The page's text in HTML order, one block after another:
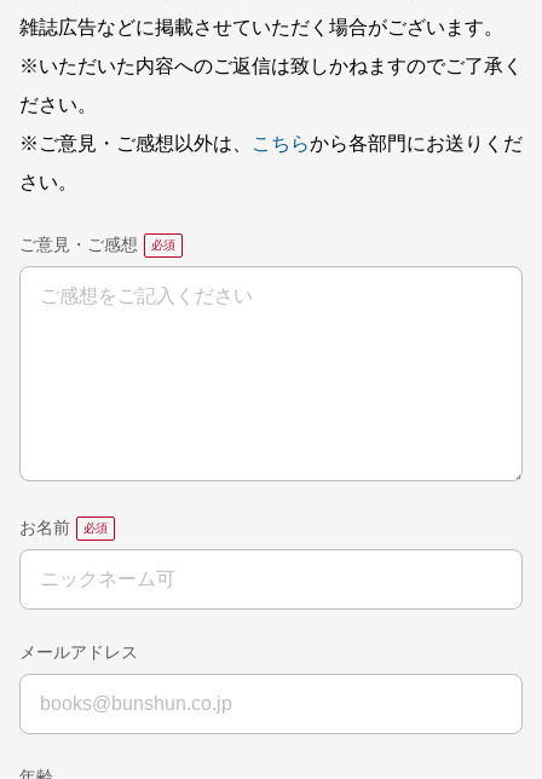
雑誌広告などに掲載させていただく場合がございます。
※いただいた内容へのご返信は致しかねますのでご了承く
ださい。
※ご意見・ご感想以外は、
こちらから各部門にお送りくだ
さい。
ご意見・ご感想
お名前
メールアドレス